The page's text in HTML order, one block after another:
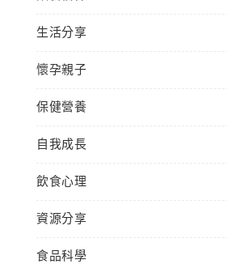
生活分享
懷孕親子
保健營養
自我成長
飲食心理
資源分享
食品科學